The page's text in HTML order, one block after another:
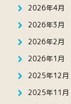
2026年4月
2026年3月
2026年2月
2026年1月
2025年12月
2025年11月